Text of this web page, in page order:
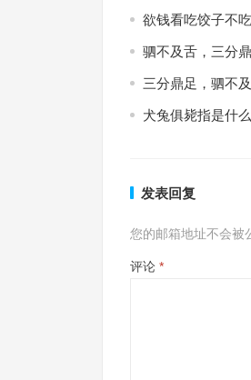
欲钱看吃饺子不
驷不及舌，三分
三分鼎足，驷不
犬兔俱毙指是什
发表回复
您的邮箱地址不会被
评论 *